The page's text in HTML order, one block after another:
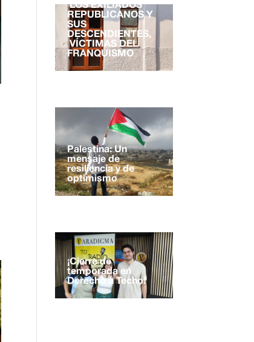
LOS EXILIADOS
REPUBLICANOS Y
SUS
DESCENDIENTES,
VÍCTIMAS DEL
FRANQUISMO
Palestina: Un
mensaje de
resiliencia y de
optimismo
¡Cierre de
temporada en
Derecho a Techo!